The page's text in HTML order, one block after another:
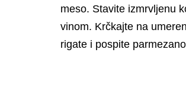
meso. Stavite izmrvljenu
vinom. Krčkajte na
rigate i pospite